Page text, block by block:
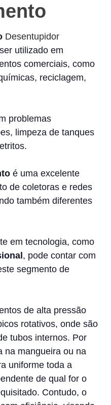
Desentupidor
utilizado em
comerciais, como
reciclagem,
problemas
limpeza de tanques
é uma excelente
de coletoras e redes
também diferentes
em tecnologia, como
, pode contar com
segmento de
de alta pressão
rotativos, onde são
tubos internos. Por
na mangueira ou na
uniforme toda a
de qual for o
Contudo, o